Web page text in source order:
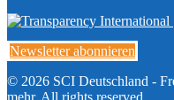
Newsletter abonnieren
© 2026 SCI Deutschland -
mehr, All rights reserved.